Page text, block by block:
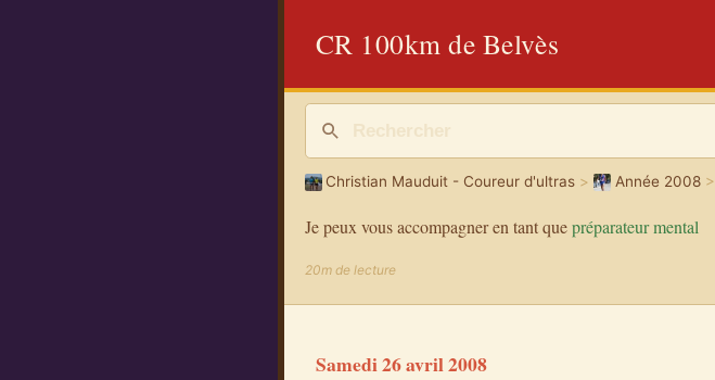
CR 100km de Belvès
Christian Mauduit - Coureur d'ultras > Année 2008>
Je peux vous accompagner en tant quepréparateur mental
20m de lecture
Samedi 26 avril 2008